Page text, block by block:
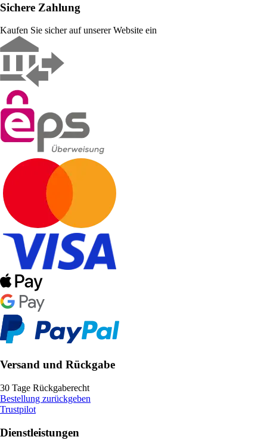
Sichere Zahlung
Kaufen Sie sicher auf unserer Website ein
Versand und Rückgabe
30 Tage Rückgaberecht
Bestellung zurückgeben
Trustpilot
Dienstleistungen